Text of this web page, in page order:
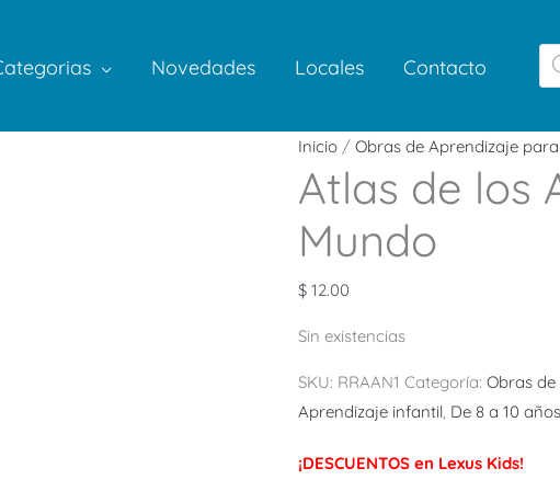
Novedades Locales Contacto de
Inicio / Obras de Aprendizaje
Atlas de los
Mundo
$ 12.00
Sin existencias
SKU: RRAAN1 Categoría: Obras
Aprendizaje infantil, De 8 a 10 años
¡DESCUENTOS en Lexus Kids!